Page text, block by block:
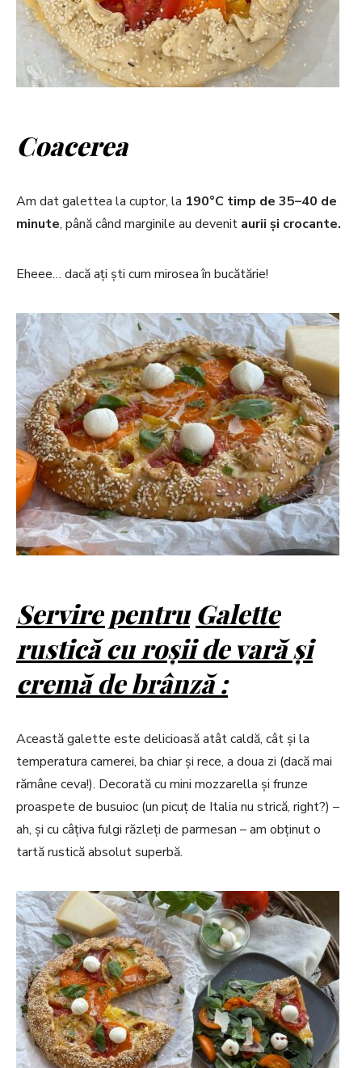
Coacerea
Am dat galettea la cuptor, la 190°C timp de 35–40 de
minute, până când marginile au devenit aurii și crocante.
Eheee… dacă ați ști cum mirosea în bucătărie!
Servire pentru Galette
rustică cu roșii de vară și
cremă de brânză :
Această galette este delicioasă atât caldă, cât și la
temperatura camerei, ba chiar și rece, a doua zi (dacă mai
rămâne ceva!). Decorată cu mini mozzarella și frunze
proaspete de busuioc (un picuț de Italia nu strică, right?) –
ah, și cu câțiva fulgi răzleți de parmesan – am obținut o
tartă rustică absolut superbă.